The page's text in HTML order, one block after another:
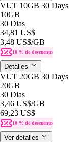
VUT 10GB 30 Days
10GB
30 Dias
34,81 US$
3,48 US$/GB
10 % de descuento
Detalles
VUT 20GB 30 Days
20GB
30 Dias
3,46 US$/GB
69,23 US$
10 % de descuento
Ver detalles